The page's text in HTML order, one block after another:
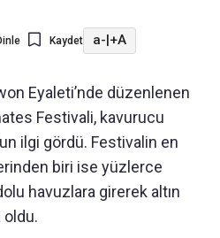
Kaydet a- +A
Eyaleti’nde düzenlenen
Festivali, kavurucu
ilgi gördü. Festivalin en
biri ise yüzlerce
havuzlara girerek altın
oldu.